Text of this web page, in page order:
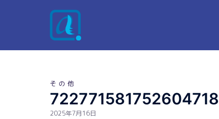
その他
722771581752604718
2025年7月16日